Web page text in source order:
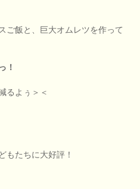
ご飯と、巨大オムレツを作って
！
るよぅ＞＜
もたちに大好評！